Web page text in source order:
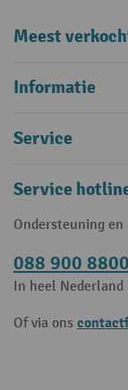
Meest
Informatie
Service
Service
Ondersteuning en
088 900 8800
In heel
Of via ons